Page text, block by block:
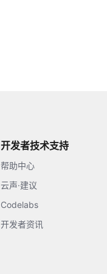
开发者技术支持
帮助中心
云声·建议
Codelabs
开发者资讯